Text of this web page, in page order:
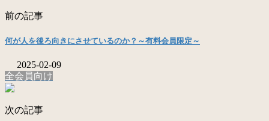
前の記事
何が人を後ろ向きにさせているのか？～有料会員限定～
2025-02-09
全会員向け
次の記事